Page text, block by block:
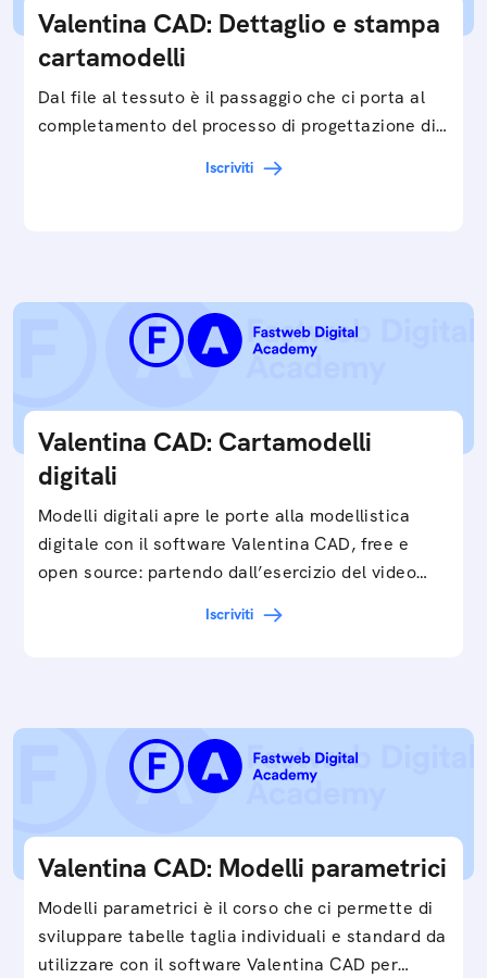
Valentina CAD: Dettaglio e stampa
cartamodelli
Dal file al tessuto è il passaggio che ci porta al
completamento del processo di progettazione di
Iscriviti
Valentina CAD: Cartamodelli
digitali
Modelli digitali apre le porte alla modellistica
digitale con il software Valentina CAD, free e
open source: partendo dall’esercizio del video…
Iscriviti
Valentina CAD: Modelli parametrici
Modelli parametrici è il corso che ci permette di
sviluppare tabelle taglia individuali e standard da
utilizzare con il software Valentina CAD per…